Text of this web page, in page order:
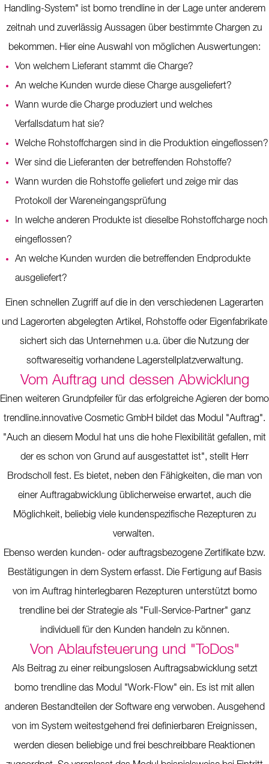
Handling-System" ist bomo trendline in der Lage unter anderem
zeitnah und zuverlässig Aussagen über bestimmte Chargen zu
bekommen. Hier eine Auswahl von möglichen Auswertungen:
Von welchem Lieferant stammt die Charge?
An welche Kunden wurde diese Charge ausgeliefert?
Wann wurde die Charge produziert und welches
Verfallsdatum hat sie?
Welche Rohstoffchargen sind in die Produktion eingeflossen?
Wer sind die Lieferanten der betreffenden Rohstoffe?
Wann wurden die Rohstoffe geliefert und zeige mir das
Protokoll der Wareneingangsprüfung
In welche anderen Produkte ist dieselbe Rohstoffcharge noch
eingeflossen?
An welche Kunden wurden die betreffenden Endprodukte
ausgeliefert?
Einen schnellen Zugriff auf die in den verschiedenen Lagerarten
und Lagerorten abgelegten Artikel, Rohstoffe oder Eigenfabrikate
sichert sich das Unternehmen u.a. über die Nutzung der
softwareseitig vorhandene Lagerstellplatzverwaltung.
Vom Auftrag und dessen Abwicklung
Einen weiteren Grundpfeiler für das erfolgreiche Agieren der bomo
trendline.innovative Cosmetic GmbH bildet das Modul "Auftrag".
"Auch an diesem Modul hat uns die hohe Flexibilität gefallen, mit
der es schon von Grund auf ausgestattet ist", stellt Herr
Brodscholl fest. Es bietet, neben den Fähigkeiten, die man von
einer Auftragabwicklung üblicherweise erwartet, auch die
Möglichkeit, beliebig viele kundenspezifische Rezepturen zu
verwalten.
Ebenso werden kunden- oder auftragsbezogene Zertifikate bzw.
Bestätigungen in dem System erfasst. Die Fertigung auf Basis
von im Auftrag hinterlegbaren Rezepturen unterstützt bomo
trendline bei der Strategie als "Full-Service-Partner" ganz
individuell für den Kunden handeln zu können.
Von Ablaufsteuerung und "ToDos"
Als Beitrag zu einer reibungslosen Auftragsabwicklung setzt
bomo trendline das Modul "Work-Flow" ein. Es ist mit allen
anderen Bestandteilen der Software eng verwoben. Ausgehend
von im System weitestgehend frei definierbaren Ereignissen,
werden diesen beliebige und frei beschreibbare Reaktionen